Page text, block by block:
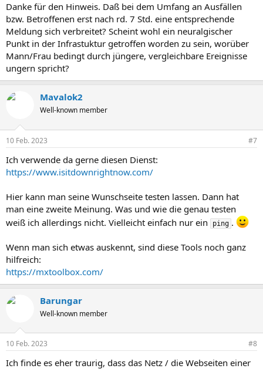
:
Danke für den Hinweis. Daß bei dem Umfang an Ausfällen
bzw. Betroffenen erst nach rd. 7 Std. eine entsprechende
Meldung sich verbreitet? Scheint wohl ein neuralgischer
Punkt in der Infrastuktur getroffen worden zu sein, worüber
Mann/Frau bedingt durch jüngere, vergleichbare Ereignisse
ungern spricht?
Mavalok2
Well-known member
10 Feb. 2023 #7
Ich verwende da gerne diesen Dienst:
https://www.isitdownrightnow.com/
Hier kann man seine Wunschseite testen lassen. Dann hat
man eine zweite Meinung. Was und wie die genau testen
weiß ich allerdings nicht. Vielleicht einfach nur ein
ping .
Wenn man sich etwas auskennt, sind diese Tools noch ganz
hilfreich:
https://mxtoolbox.com/
Barungar
Well-known member
10 Feb. 2023 #8
Ich finde es eher traurig, dass das Netz / die Webseiten einer